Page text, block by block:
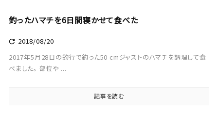
釣ったハマチを6日間寝かせて食べた
 2018/08/20
2017年5月28日の釣行で釣った50 cmジャストのハマチを調理して食
べました。 部位や ...
記事を読む